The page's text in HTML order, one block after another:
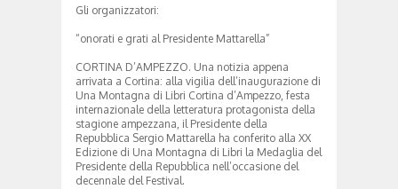
Gli organizzatori:
“onorati e grati al Presidente Mattarella”
CORTINA D’AMPEZZO. Una notizia appena
arrivata a Cortina: alla vigilia dell’inaugurazione di
Una Montagna di Libri Cortina d’Ampezzo, festa
internazionale della letteratura protagonista della
stagione ampezzana, il Presidente della
Repubblica Sergio Mattarella ha conferito alla XX
Edizione di Una Montagna di Libri la Medaglia del
Presidente della Repubblica nell’occasione del
decennale del Festival.